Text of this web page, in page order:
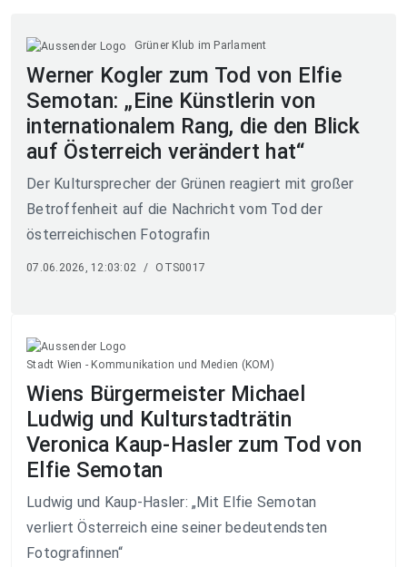
Grüner Klub im Parlament
Werner Kogler zum Tod von Elfie
Semotan: „Eine Künstlerin von
internationalem Rang, die den Blick
auf Österreich verändert hat“
Der Kultursprecher der Grünen reagiert mit großer
Betroffenheit auf die Nachricht vom Tod der
österreichischen Fotografin
07.06.2026, 12:03:02 / OTS0017
Stadt Wien - Kommunikation und Medien (KOM)
Wiens Bürgermeister Michael
Ludwig und Kulturstadträtin
Veronica Kaup-Hasler zum Tod von
Elfie Semotan
Ludwig und Kaup-Hasler: „Mit Elfie Semotan
verliert Österreich eine seiner bedeutendsten
Fotografinnen“